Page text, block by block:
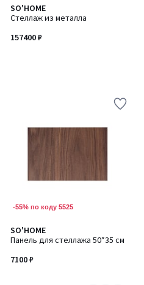
SO'HOME
Стеллаж из металла
157400 ₽
-55% по коду 5525
SO'HOME
Панель для стеллажа 50*35 см
7100 ₽
Количество
цветов:
2